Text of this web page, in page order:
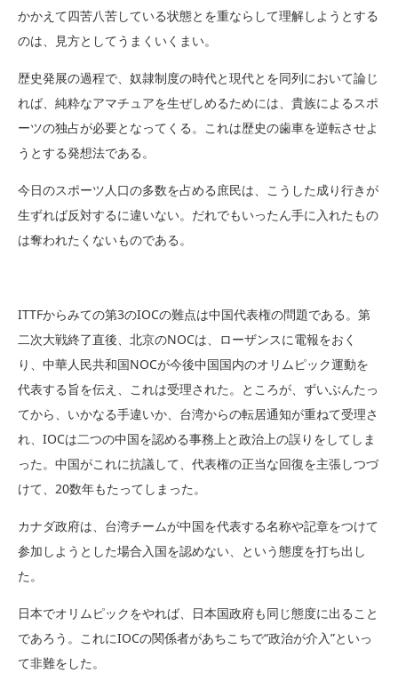
かかえて四苦八苦している状態とを重ならして理解しようとする
のは、見方としてうまくいくまい。
歴史発展の過程で、奴隷制度の時代と現代とを同列において論じ
れば、純粋なアマチュアを生ぜしめるためには、貴族によるスポ
ーツの独占が必要となってくる。これは歴史の歯車を逆転させよ
うとする発想法である。
今日のスポーツ人口の多数を占める庶民は、こうした成り行きが
生ずれば反対するに違いない。だれでもいったん手に入れたもの
は奪われたくないものである。
ITTFからみての第3のIOCの難点は中国代表権の問題である。第
二次大戦終了直後、北京のNOCは、ローザンスに電報をおく
り、中華人民共和国NOCが今後中国国内のオリムピック運動を
代表する旨を伝え、これは受理された。ところが、ずいぶんたっ
てから、いかなる手違いか、台湾からの転居通知が重ねて受理さ
れ、IOCは二つの中国を認める事務上と政治上の誤りをしてしま
った。中国がこれに抗議して、代表権の正当な回復を主張しつづ
けて、20数年もたってしまった。
カナダ政府は、台湾チームが中国を代表する名称や記章をつけて
参加しようとした場合入国を認めない、という態度を打ち出し
た。
日本でオリムピックをやれば、日本国政府も同じ態度に出ること
であろう。これにIOCの関係者があちこちで“政治が介入”といっ
て非難をした。